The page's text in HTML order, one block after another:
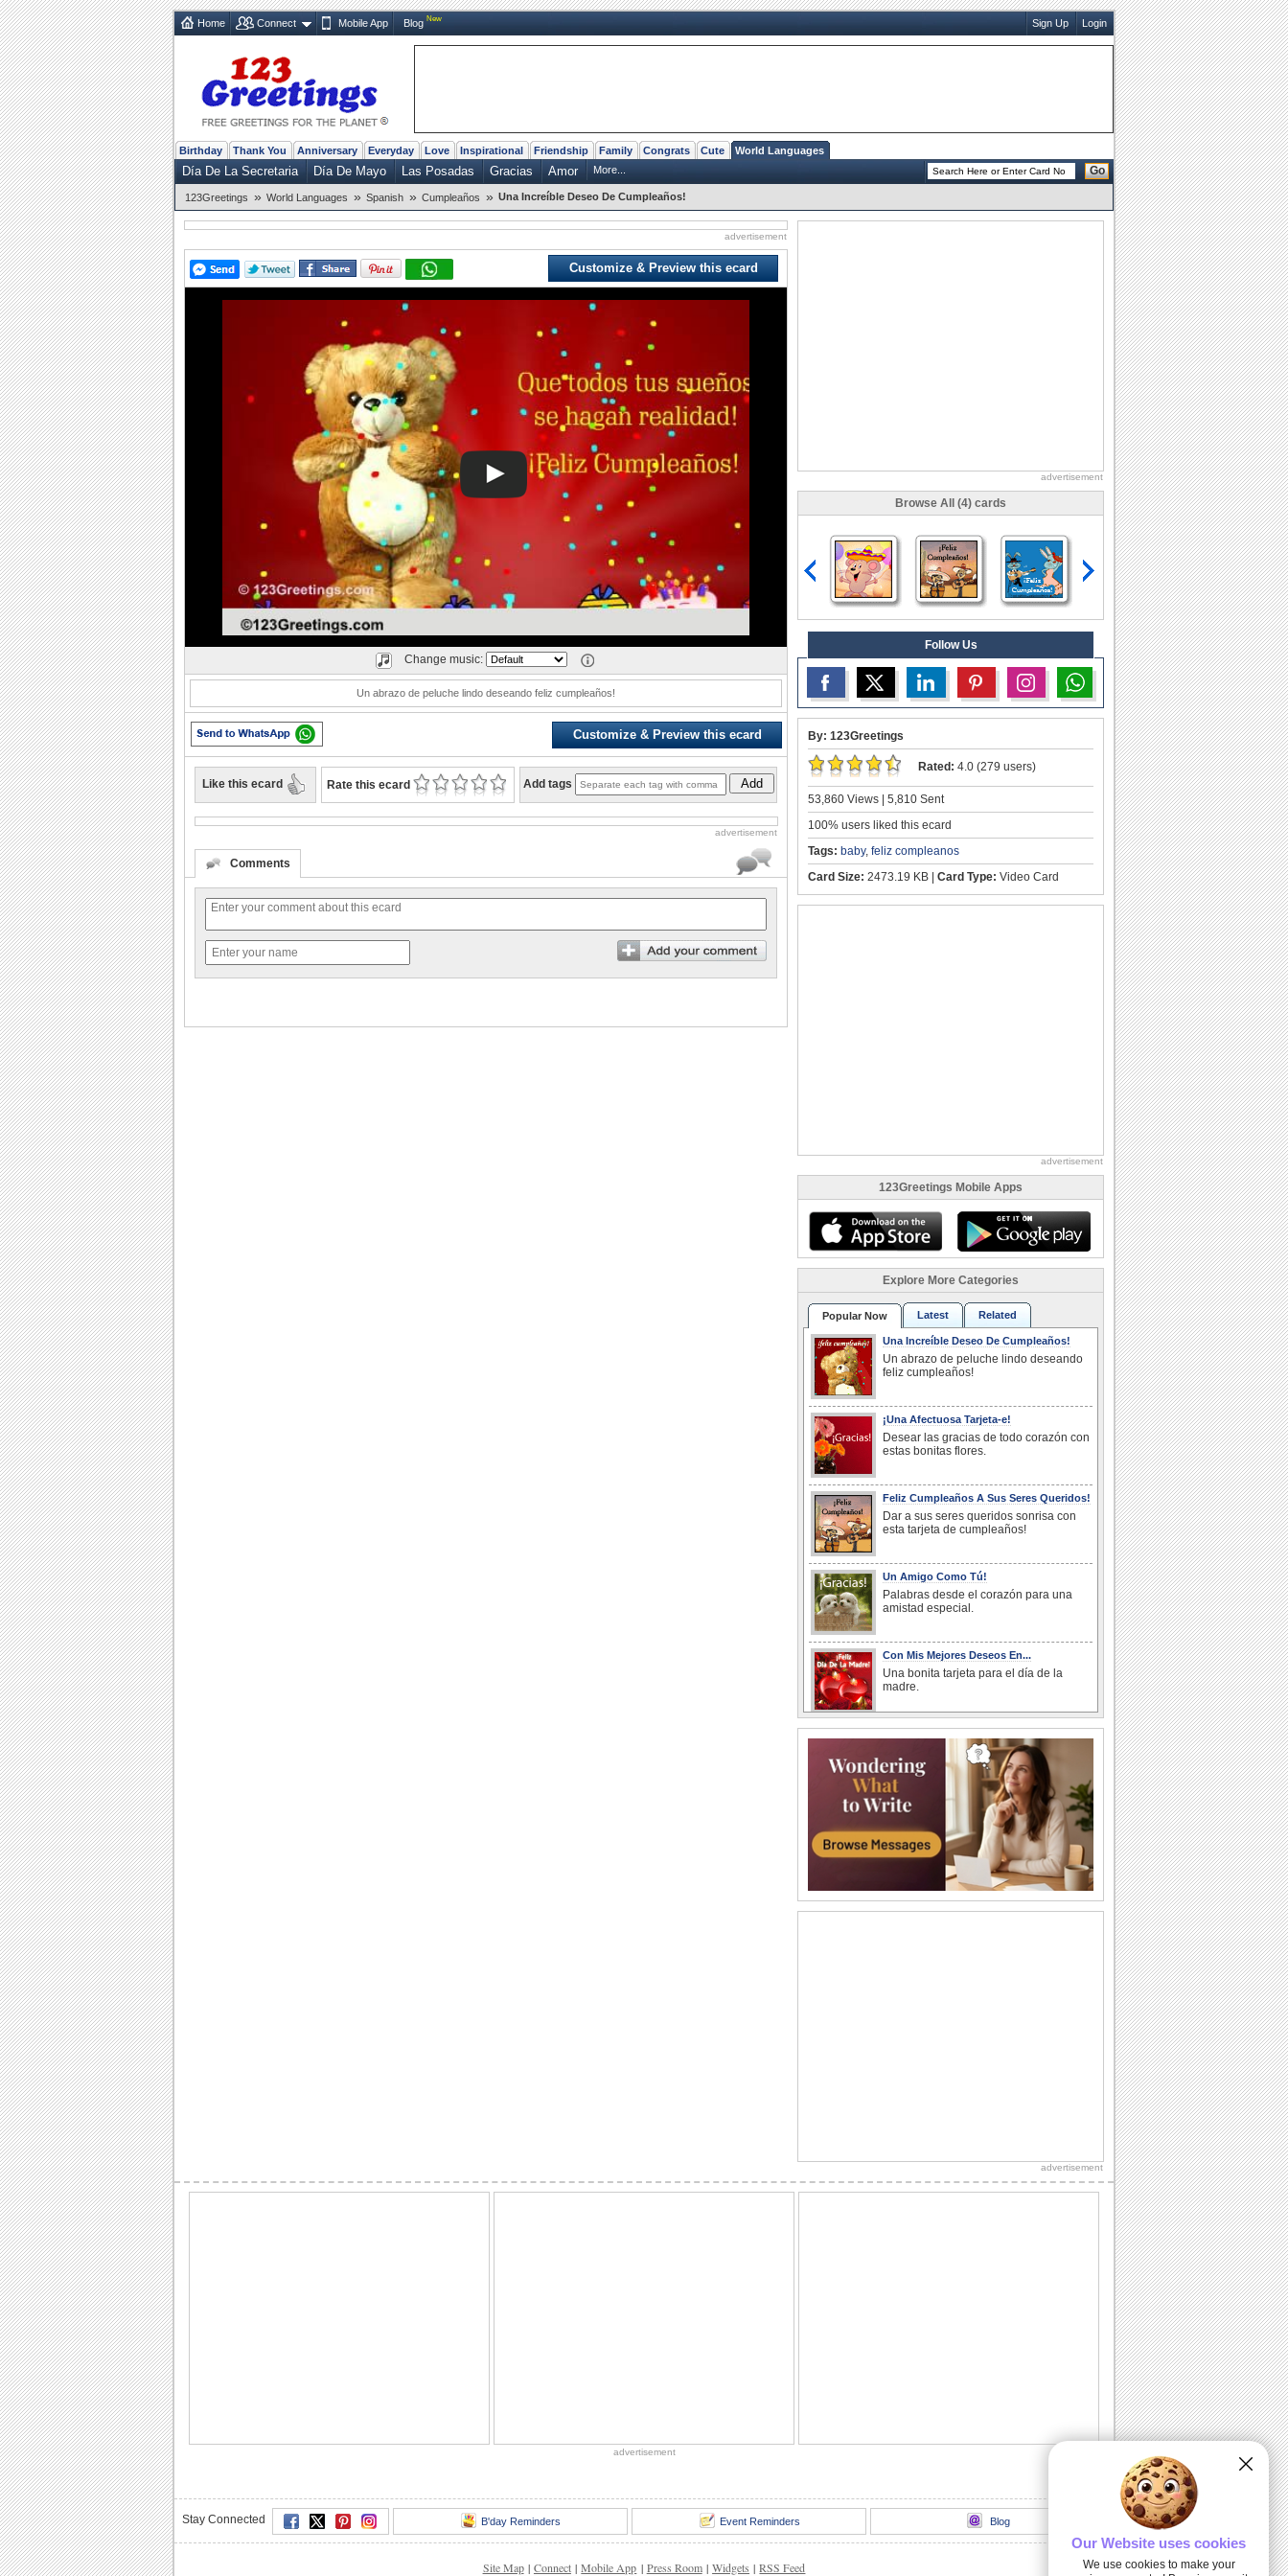
Home Connect Mobile App Blog New Sign Up Login
Birthday Thank You Anniversary Everyday Love Inspirational Friendship Family Congrats Cute World Languages
Día De La Secretaria Día De Mayo Las Posadas Gracias Amor More... Go
123Greetings » World Languages » Spanish » Cumpleaños » Una Increíble Deseo De Cumpleaños!
advertisement
Customize & Preview this ecard
Play
Change music:
Un abrazo de peluche lindo deseando feliz cumpleaños!
Customize & Preview this ecard
Like this ecard Rate this ecard Add tags Add
advertisement
Comments
advertisement
Browse All (4) cards
Follow Us
By: 123Greetings
Rated: 4.0 (279 users)
53,860 Views | 5,810 Sent
100% users liked this ecard
Tags: baby, feliz compleanos
Card Size: 2473.19 KB | Card Type: Video Card
advertisement
123Greetings Mobile Apps
Explore More Categories
Popular Now Latest Related
Una Increíble Deseo De Cumpleaños!
Un abrazo de peluche lindo deseando
feliz cumpleaños!
¡Una Afectuosa Tarjeta-e!
Desear las gracias de todo corazón con
estas bonitas flores.
Feliz Cumpleaños A Sus Seres Queridos!
Dar a sus seres queridos sonrisa con
esta tarjeta de cumpleaños!
Un Amigo Como Tú!
Palabras desde el corazón para una
amistad especial.
Con Mis Mejores Deseos En...
Una bonita tarjeta para el día de la
madre.
Deseándole un cumpleaños muy
happy!
Cumpleaños Feliz!
Una tarjeta de cumpleaños de la
diversión!
Cariños Y Abrazos En El...
Envíe cariños y abrazos y desee un
Cálidos Saludos Para El Nuevo Año...
advertisement
advertisement
Stay Connected B'day Reminders Event Reminders Blog
Site Map | Connect | Mobile App | Press Room | Widgets | RSS Feed
Our Website uses cookies
We use cookies to make your